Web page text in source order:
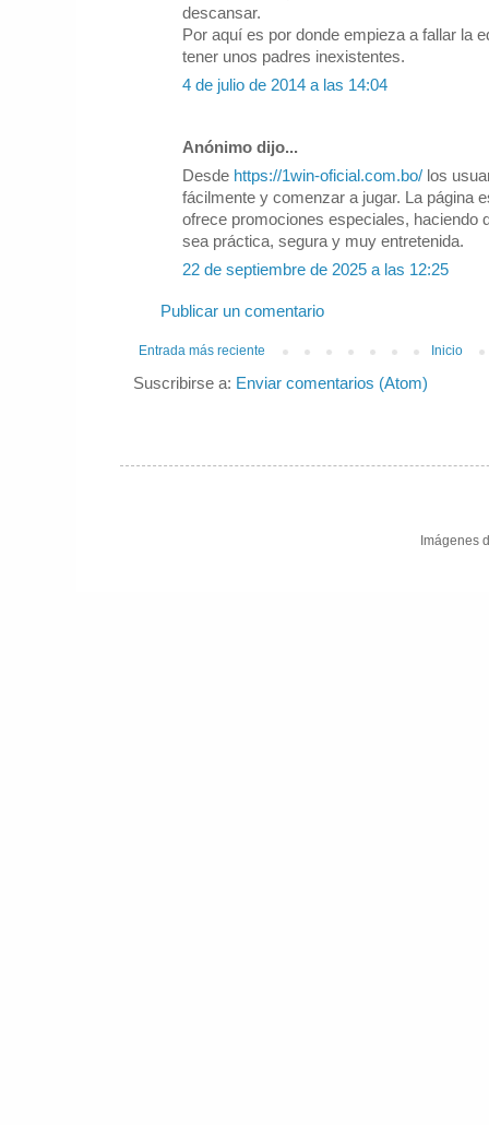
descansar.
Por aquí es por donde empieza a fallar la
tener unos padres inexistentes.
4 de julio de 2014 a las 14:04
Anónimo dijo...
Desde https://1win-oficial.com.bo/ los
fácilmente y comenzar a jugar. La página
ofrece promociones especiales, haciendo
sea práctica, segura y muy entretenida.
22 de septiembre de 2025 a las 12:25
Publicar un comentario
Entrada más reciente Inicio
Suscribirse a: Enviar comentarios (Atom)
Imágenes